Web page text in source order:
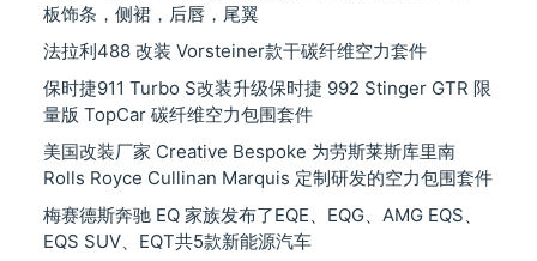
板饰条，侧裙，后唇，尾翼
法拉利488 改装 Vorsteiner款干碳纤维空力套件
保时捷911 Turbo S改装升级保时捷 992 Stinger GTR 限
量版 TopCar 碳纤维空力包围套件
美国改装厂家 Creative Bespoke 为劳斯莱斯库里南
Rolls Royce Cullinan Marquis 定制研发的空力包围套件
梅赛德斯奔驰 EQ 家族发布了EQE、EQG、AMG EQS、
EQS SUV、EQT共5款新能源汽车